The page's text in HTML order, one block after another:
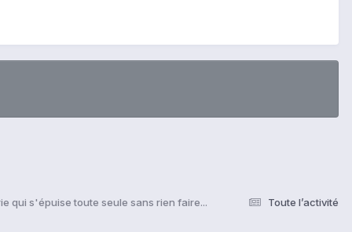
Toute l’activité
qui s'épuise toute seule sans rien faire...